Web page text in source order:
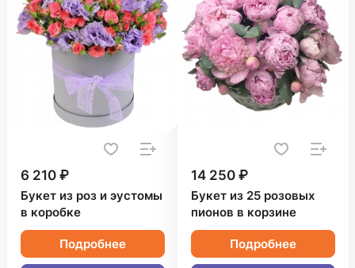
6 210 ₽
Букет из роз и эустомы
в коробке
Подробнее
14 250 ₽
Букет из 25 розовых
пионов в корзине
Подробнее